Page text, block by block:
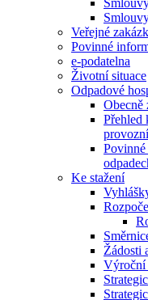
Veřejné
Povinné
e-podatelna
Životní situace
Odpadové
Obecně
Přehled
Povinné
Ke stažení
Žádosti
Výroční